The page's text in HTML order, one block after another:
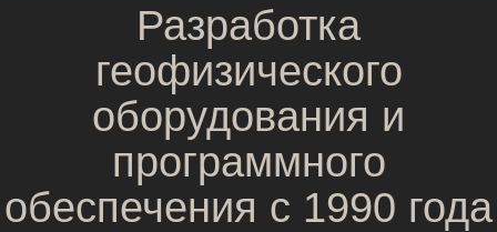
Разработка
геофизического
оборудования и
программного
обеспечения с 1990 года